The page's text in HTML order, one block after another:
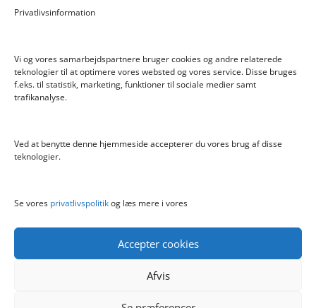
Privatlivsinformation
Vi og vores samarbejdspartnere bruger cookies og andre relaterede
teknologier til at optimere vores websted og vores service. Disse bruges
f.eks. til statistik, marketing, funktioner til sociale medier samt
trafikanalyse.
Ved at benytte denne hjemmeside accepterer du vores brug af disse
teknologier.
Se vores privatlivspolitikog læs mere i vores
Accepter cookies
Afvis
Hyggeligt fehjem med gyldent enhjørning
Info
Kontakt
Privatlivspolitik